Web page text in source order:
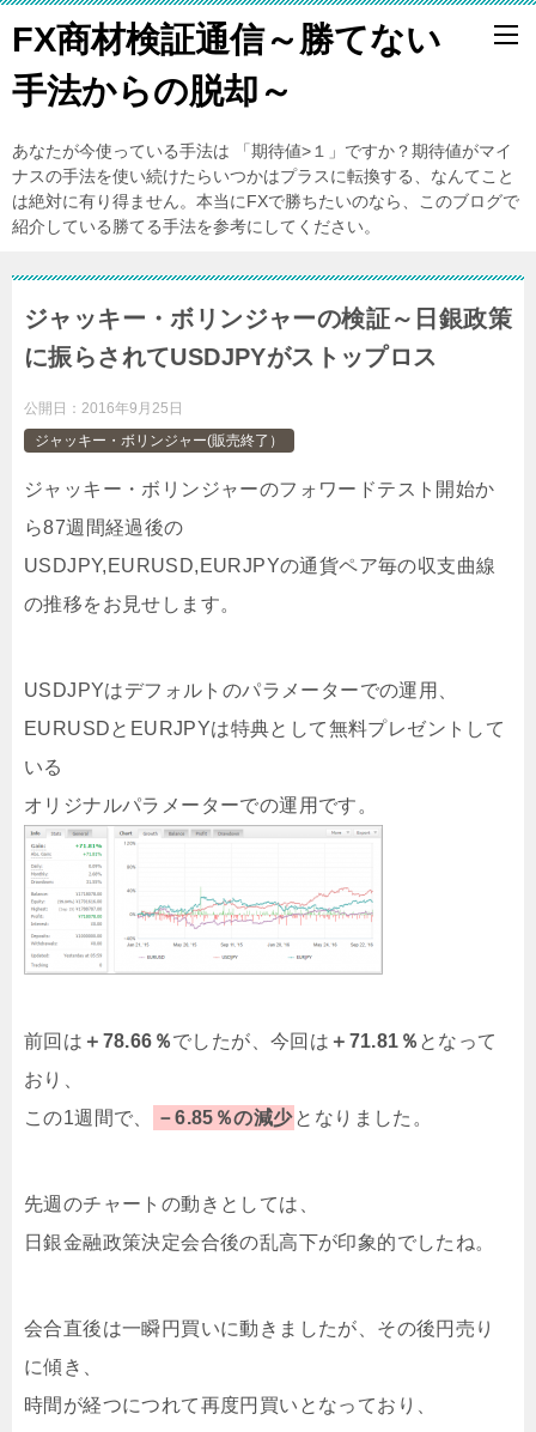
FX商材検証通信～勝てない
手法からの脱却～
あなたが今使っている手法は 「期待値>１」ですか？期待値がマイ
ナスの手法を使い続けたらいつかはプラスに転換する、なんてこと
は絶対に有り得ません。本当にFXで勝ちたいのなら、このブログで
紹介している勝てる手法を参考にしてください。
ジャッキー・ボリンジャーの検証～日銀政策
に振らされてUSDJPYがストップロス
公開日： 2016年9月25日
ジャッキー・ボリンジャー(販売終了）
ジャッキー・ボリンジャーのフォワードテスト開始か
ら87週間経過後の
USDJPY,EURUSD,EURJPYの通貨ペア毎の収支曲線
の推移をお見せします。
USDJPYはデフォルトのパラメーターでの運用、
EURUSDとEURJPYは特典として無料プレゼントして
いる
オリジナルパラメーターでの運用です。
前回は ＋78.66％でしたが、今回は ＋71.81％ となって
おり、
この1週間で、
－6.85％の減少 となりました。
先週のチャートの動きとしては、
日銀金融政策決定会合後の乱高下が印象的でしたね。
会合直後は一瞬円買いに動きましたが、その後円売り
に傾き、
時間が経つにつれて再度円買いとなっており、